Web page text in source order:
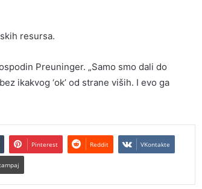
resursa.
Preuninger. „Samo smo dali do
ikakvog ‘ok’ od strane viših. I evo ga
Pinterest Reddit VKontakte